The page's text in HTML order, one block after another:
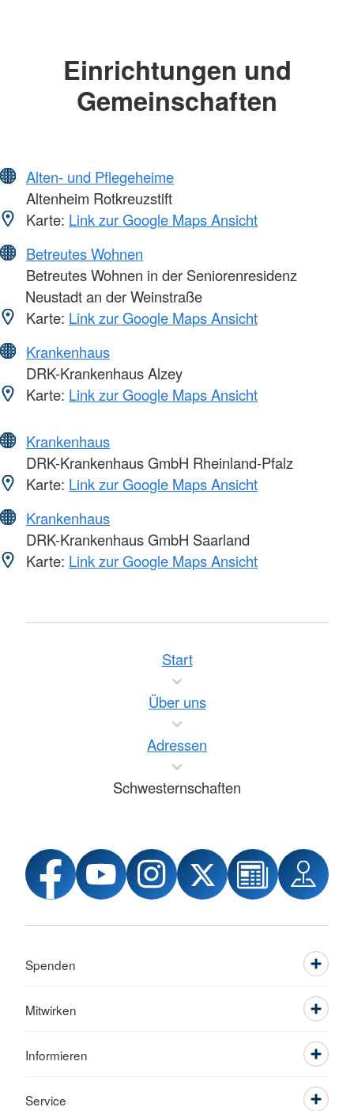
Einrichtungen und
Gemeinschaften
Alten- und Pflegeheime
Altenheim Rotkreuzstift
Karte: Link zur Google Maps Ansicht
Betreutes Wohnen
Betreutes Wohnen in der Seniorenresidenz
Neustadt an der Weinstraße
Karte: Link zur Google Maps Ansicht
Krankenhaus
DRK-Krankenhaus Alzey
Karte: Link zur Google Maps Ansicht
Krankenhaus
DRK-Krankenhaus GmbH Rheinland-Pfalz
Karte: Link zur Google Maps Ansicht
Krankenhaus
DRK-Krankenhaus GmbH Saarland
Karte: Link zur Google Maps Ansicht
Start
Über uns
Adressen
Schwesternschaften
Spenden
Mitwirken
Informieren
Service